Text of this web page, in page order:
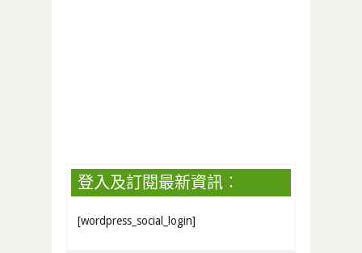
登入及訂閱最新資訊︰
[wordpress_social_login]